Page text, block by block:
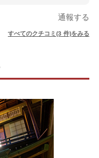
通報する
すべてのクチコミ(3 件)をみる